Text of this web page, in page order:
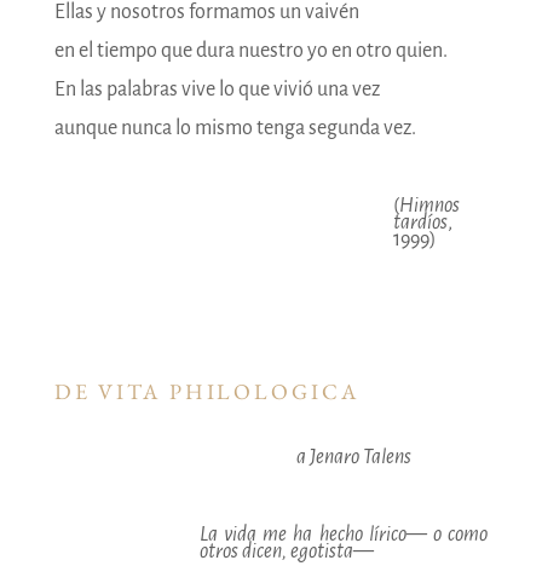
Ellas y nosotros formamos un vaivén
en el tiempo que dura nuestro yo en otro quien.
En las palabras vive lo que vivió una vez
aunque nunca lo mismo tenga segunda vez.
(Himnos
tardíos,
1999)
DE VITA PHILOLOGICA
a Jenaro Talens
La vida me ha hecho lírico― o como
otros dicen, egotista―